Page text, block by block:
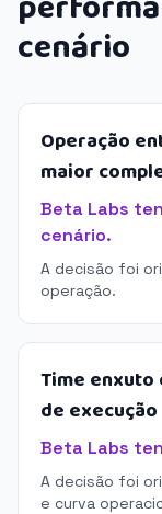
cenário
Operação
maior
Beta Labs
cenário.
A decisão foi
operação.
Time enxuto
de execução
Beta Labs
A decisão foi
e curva